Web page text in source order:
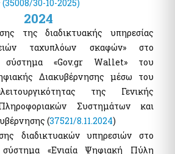
Οικονομικών & Εποπτευόμενων
Κατάστασης (ΔΑΥΚ)
ΑΠΑΑ
Ακινήτων
Αιγιαλού
Δημόσιας Περιουσίας
Περιουσιών
Προϊόντων
(35008/30-10-2025)
2024
της διαδικτυακής υπηρεσίας
ταχυπλόων σκαφών» στο
σύστημα «Gov.gr Wallet» του
Διακυβέρνησης μέσω του
της Γενικής
Συστημάτων και
(37521/8.11.2024)
διαδικτυακών υπηρεσιών στο
σύστημα «Ενιαία Ψηφιακή Πύλη